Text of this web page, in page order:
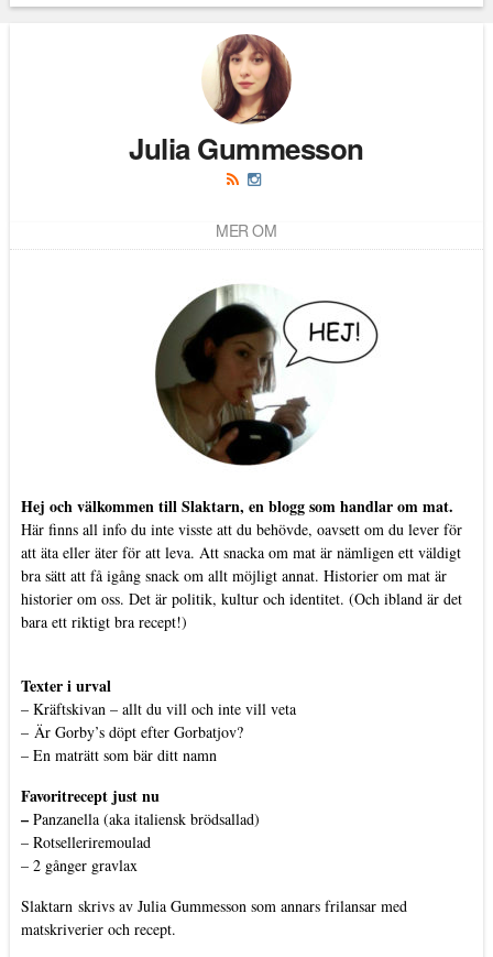
Julia Gummesson
MER OM
Hej och välkommen till Slaktarn, en blogg som handlar om mat.
Här finns all info du inte visste att du behövde, oavsett om du lever för
att äta eller äter för att leva. Att snacka om mat är nämligen ett väldigt
bra sätt att få igång snack om allt möjligt annat. Historier om mat är
historier om oss. Det är politik, kultur och identitet. (Och ibland är det
bara ett riktigt bra recept!)
Texter i urval
– Kräftskivan – allt du vill och inte vill veta
– Är Gorby’s döpt efter Gorbatjov?
– En maträtt som bär ditt namn
Favoritrecept just nu
– Panzanella (aka italiensk brödsallad)
– Rotselleriremoulad
– 2 gånger gravlax
Slaktarn skrivs av Julia Gummesson som annars frilansar med
matskriverier och recept.